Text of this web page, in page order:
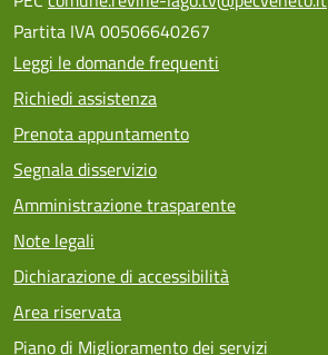
Partita IVA 00506640267
Leggi le domande frequenti
Richiedi assistenza
Prenota appuntamento
Segnala disservizio
Amministrazione trasparente
Note legali
Dichiarazione di accessibilità
Area riservata
Piano di Miglioramento dei servizi